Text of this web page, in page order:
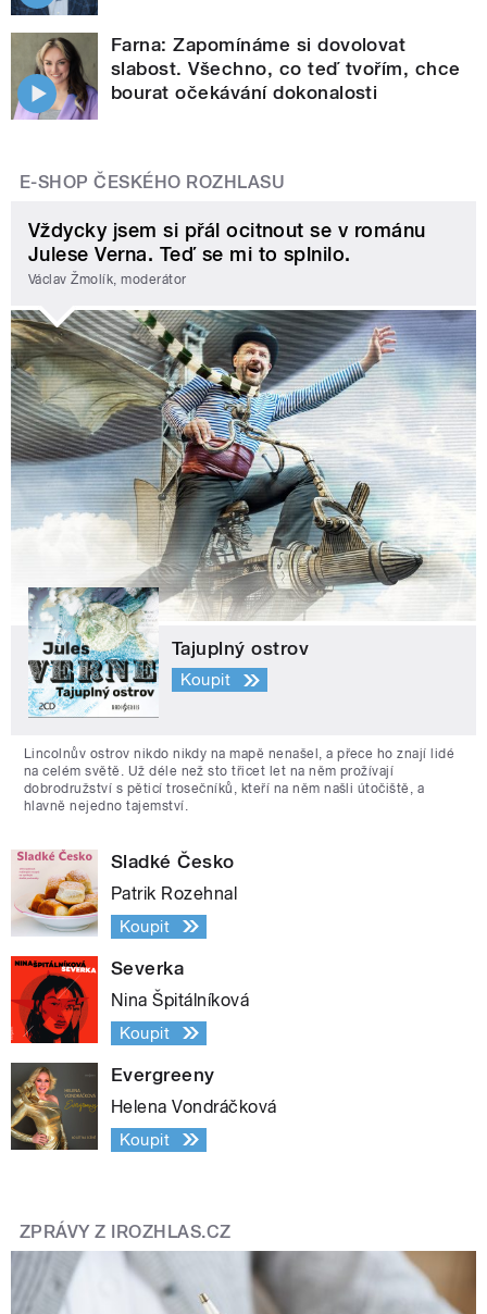
Farna: Zapomínáme si dovolovat
slabost. Všechno, co teď tvořím, chce
bourat očekávání dokonalosti
E-SHOP ČESKÉHO ROZHLASU
Vždycky jsem si přál ocitnout se v románu
Julese Verna. Teď se mi to splnilo.
Václav Žmolík, moderátor
Tajuplný ostrov
Koupit
Lincolnův ostrov nikdo nikdy na mapě nenašel, a přece ho znají lidé
na celém světě. Už déle než sto třicet let na něm prožívají
dobrodružství s pěticí trosečníků, kteří na něm našli útočiště, a
hlavně nejedno tajemství.
Sladké Česko
Patrik Rozehnal
Koupit
Severka
Nina Špitálníková
Koupit
Evergreeny
Helena Vondráčková
Koupit
ZPRÁVY Z IROZHLAS.CZ